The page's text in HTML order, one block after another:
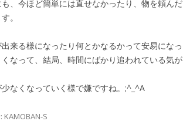
、今ほど簡単には直せなかったり、物を頼んだ
。
来る様になったり何とかなるかって安易になっ
なって、結局、時間にばかり追われている気が
なくなっていく様で嫌ですね。;^_^A
KAMOBAN-S